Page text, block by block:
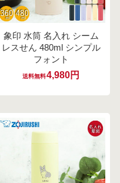
象印 水筒 名入れ シーム
レスせん 480ml シンプル
フォント
送料無料4,980円